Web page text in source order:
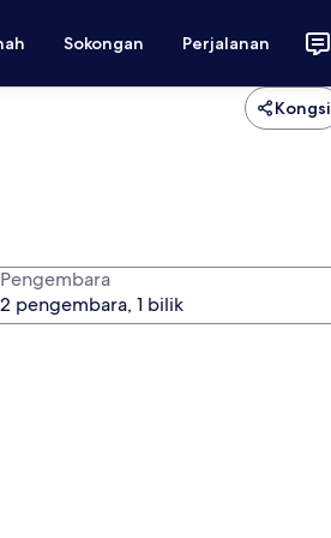
Sokongan Perjalanan
Kongsi
Pengembara